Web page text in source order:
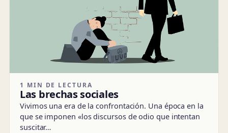
1 MIN DE LECTURA
Las brechas sociales
Vivimos una era de la confrontación. Una época en la
que se imponen «los discursos de odio que intentan
suscitar…